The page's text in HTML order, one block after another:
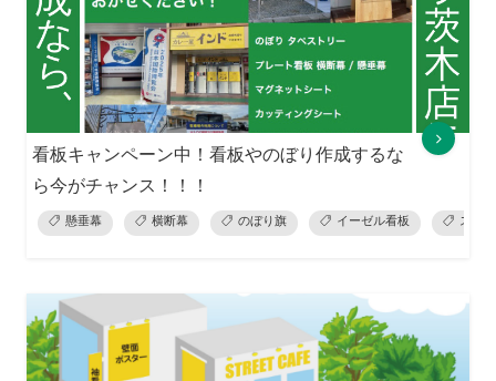
看板キャンペーン中！看板やのぼり作成するな
ら今がチャンス！！！
懸垂幕 横断幕 のぼり旗 イーゼル看板 スタ